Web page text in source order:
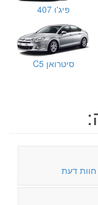
פיג'ו 407
סיטרואן C5
חוות דעת